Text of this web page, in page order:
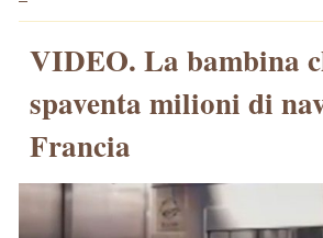
VIDEO. La bambina
spaventa milioni di
Francia